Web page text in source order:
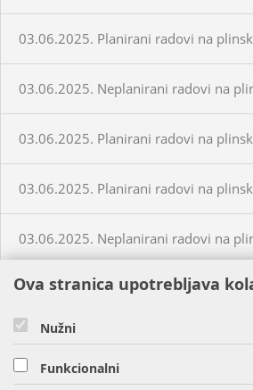
03.06.2025. Planirani radovi na
03.06.2025. Neplanirani radovi na
03.06.2025. Planirani radovi na
03.06.2025. Planirani radovi na
03.06.2025. Neplanirani radovi na
04.06.2025. Planirani radovi na
04.06.2025. Neplanirani radovi na
Habjanovci
Ova stranica upotrebljava
Nužni
Funkcionalni